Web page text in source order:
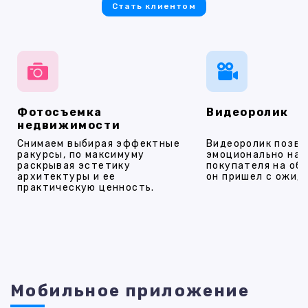
Фотосъемка
недвижимости
Снимаем выбирая эффектные
ракурсы, по максимуму
раскрывая эстетику
архитектуры и ее
практическую ценность.
Видеоролик
Видеоролик
эмоционально
покупателя на
он пришел с
Стать клиентом
Мобильное приложение